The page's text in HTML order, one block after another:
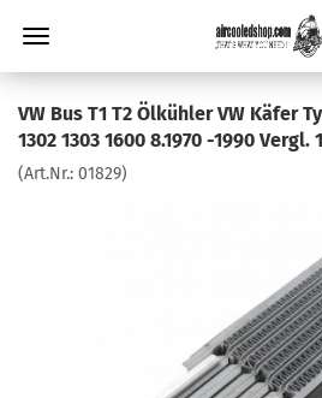
VW Bus T1 T2 Ölkühler VW Käfer
1302 1303 1600 8.1970 -1990 Vergl.
(Art.Nr.: 01829)